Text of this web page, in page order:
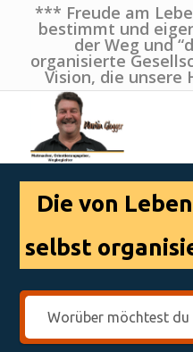
*** Freude am
bestimmt und
der Weg und
organisierte
Vision, die
Die von
selbst